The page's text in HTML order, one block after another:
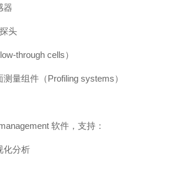
器
头
through cells）
量组件（Profiling systems）
软件，支持：
化分析